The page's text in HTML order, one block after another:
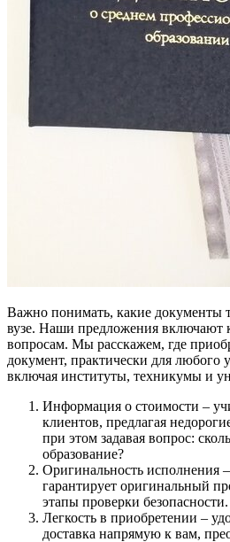
Важно понимать, какие документы
вузе. Наши предложения включают
вопросам. Мы расскажем, где
документ, практически для любого
включая институты, техникумы и
Информация о стоимости –
клиентов, предлагая
при этом задавая вопрос:
образование?
Оригинальность исполнения
гарантирует оригинальный
этапы проверки безопасности.
Легкость в приобретении –
доставка напрямую к вам,